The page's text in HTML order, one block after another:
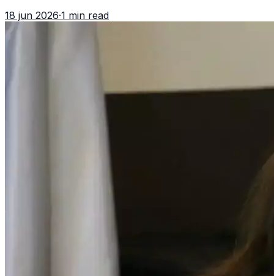
18 jun 2026·1 min read